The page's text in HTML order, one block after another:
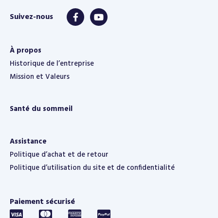
À propos
Historique de l’entreprise
Mission et Valeurs
Santé du sommeil
Assistance
Politique d’achat et de retour
Politique d’utilisation du site et de confidentialité
Paiement sécurisé